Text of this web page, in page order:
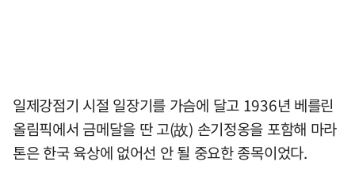
일제강점기 시절 일장기를 가슴에 달고 1936년 베를린
올림픽에서 금메달을 딴 고(故) 손기정옹을 포함해 마라
톤은 한국 육상에 없어선 안 될 중요한 종목이었다.